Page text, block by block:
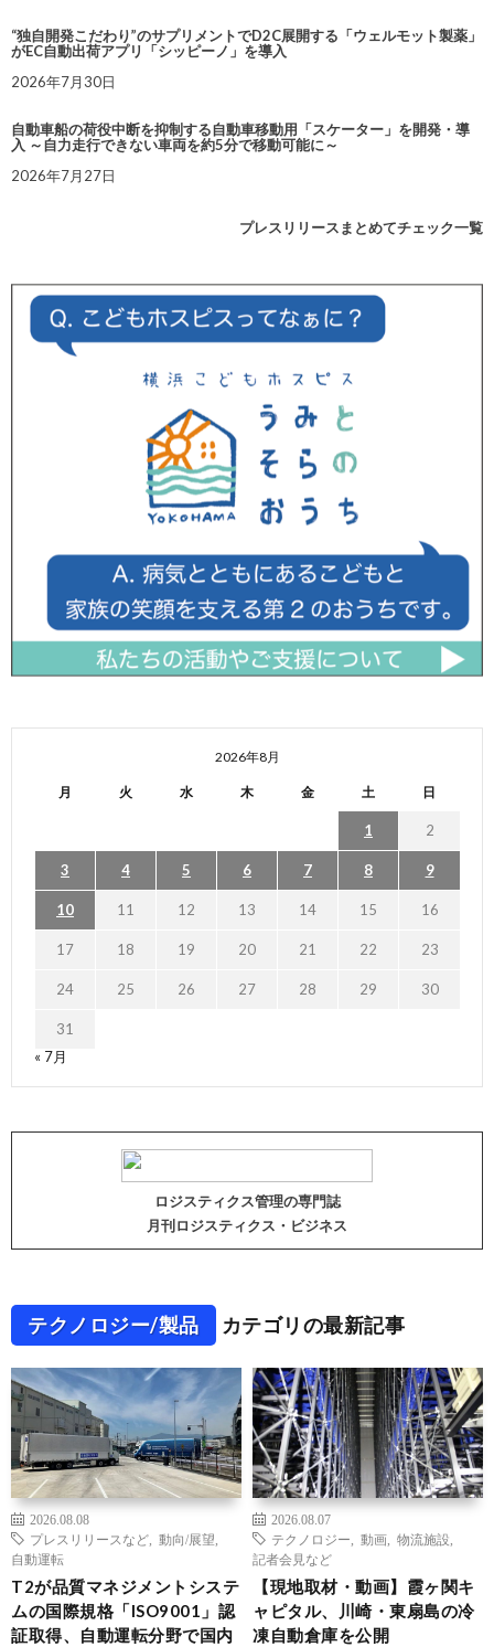
“独自開発こだわり”のサプリメントでD2C展開する「ウェルモット製薬」
がEC自動出荷アプリ「シッピーノ」を導入
2026年7月30日
自動車船の荷役中断を抑制する自動車移動用「スケーター」を開発・導
入 ～自力走行できない車両を約5分で移動可能に～
2026年7月27日
プレスリリースまとめてチェック一覧
2026年8月
月 火 水 木 金 土 日
1 2
3 4 5 6 7 8 9
10 11 12 13 14 15 16
17 18 19 20 21 22 23
24 25 26 27 28 29 30
31
« 7月
ロジスティクス管理の専門誌
月刊ロジスティクス・ビジネス
テクノロジー/製品 カテゴリの最新記事
2026.08.08
プレスリリースなど
動向/展望
自動運転
T2が品質マネジメントシステ
ムの国際規格「ISO9001」認
証取得、自動運転分野で国内
2026.08.07
テクノロジー
動画 物流施設
記者会見など
【現地取材・動画】霞ヶ関キ
ャピタル、川崎・東扇島の冷
凍自動倉庫を公開